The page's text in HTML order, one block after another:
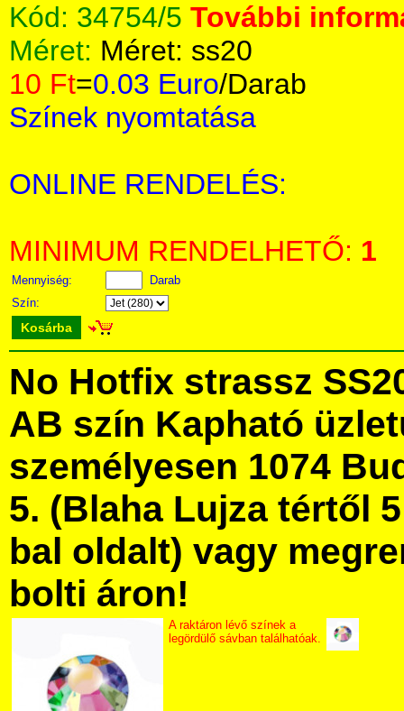
Kód: 34754/5 További
Méret: Méret: ss20
10 Ft=0.03 Euro/Darab
Színek nyomtatása
ONLINE RENDELÉS:
MINIMUM RENDELHETŐ: 1
Mennyiség:
Darab
Szín:
Kosárba
No Hotfix strassz
AB szín Kapható
személyesen 1074
5. (Blaha Lujza tértől
bal oldalt) vagy
bolti áron!
A raktáron lévő színek a
legördülő sávban találhatóak.